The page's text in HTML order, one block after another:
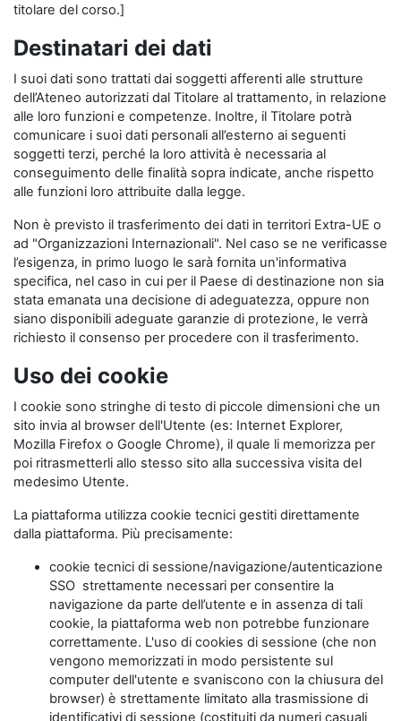
titolare del corso.]
Destinatari dei dati
I suoi dati sono trattati dai soggetti afferenti alle strutture
dell’Ateneo autorizzati dal Titolare al trattamento, in relazione
alle loro funzioni e competenze. Inoltre, il Titolare potrà
comunicare i suoi dati personali all’esterno ai seguenti
soggetti terzi, perché la loro attività è necessaria al
conseguimento delle finalità sopra indicate, anche rispetto
alle funzioni loro attribuite dalla legge.
Non è previsto il trasferimento dei dati in territori Extra-UE o
ad "Organizzazioni Internazionali". Nel caso se ne verificasse
l’esigenza, in primo luogo le sarà fornita un'informativa
specifica, nel caso in cui per il Paese di destinazione non sia
stata emanata una decisione di adeguatezza, oppure non
siano disponibili adeguate garanzie di protezione, le verrà
richiesto il consenso per procedere con il trasferimento.
Uso dei cookie
I cookie sono stringhe di testo di piccole dimensioni che un
sito invia al browser dell'Utente (es: Internet Explorer,
Mozilla Firefox o Google Chrome), il quale li memorizza per
poi ritrasmetterli allo stesso sito alla successiva visita del
medesimo Utente.
La piattaforma utilizza cookie tecnici gestiti direttamente
dalla piattaforma. Più precisamente:
cookie tecnici di sessione/navigazione/autenticazione
SSO strettamente necessari per consentire la
navigazione da parte dell’utente e in assenza di tali
cookie, la piattaforma web non potrebbe funzionare
correttamente. L'uso di cookies di sessione (che non
vengono memorizzati in modo persistente sul
computer dell'utente e svaniscono con la chiusura del
browser) è strettamente limitato alla trasmissione di
identificativi di sessione (costituiti da numeri casuali